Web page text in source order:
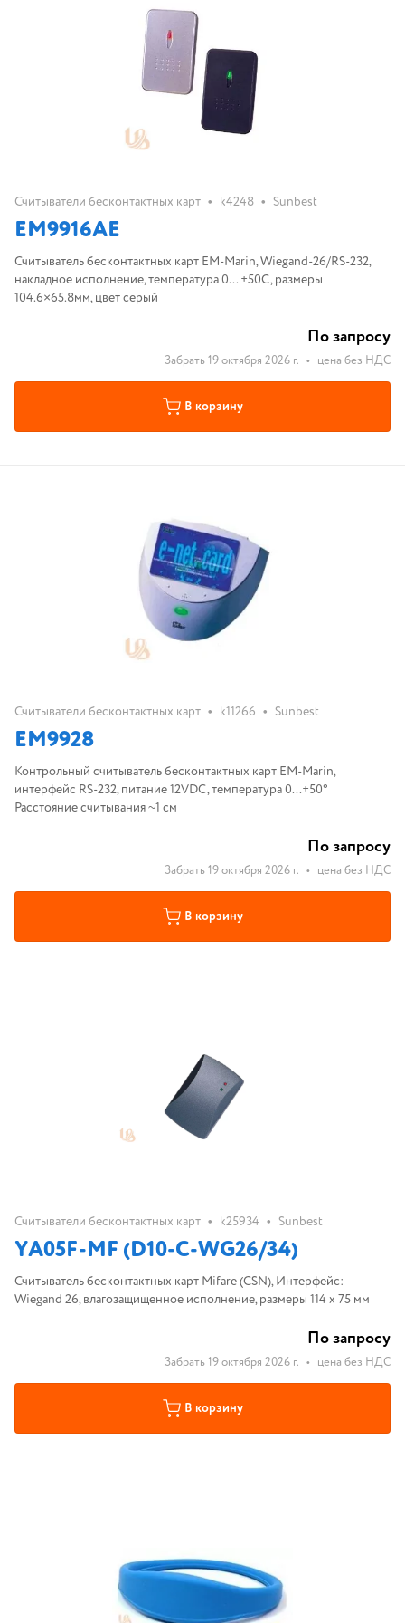
Считыватели бесконтактных карт • k4248 • Sunbest
EM9916AE
Считыватель бесконтактных карт EM-Marin, Wiegand-26/RS-232,
накладное исполнение, температура 0... +50С, размеры
104.6×65.8мм, цвет серый
По запросу
Забрать 19 октября 2026 г. • цена без НДС
В корзину
Считыватели бесконтактных карт • k11266 • Sunbest
EM9928
Контрольный считыватель бесконтактных карт EM-Marin,
интерфейс RS-232, питание 12VDC, температура 0...+50°
Расстояние считывания ~1 см
По запросу
Забрать 19 октября 2026 г. • цена без НДС
В корзину
Считыватели бесконтактных карт • k25934 • Sunbest
YA05F-MF (D10-C-WG26/34)
Считыватель бесконтактных карт Mifare (CSN), Интерфейс:
Wiegand 26, влагозащищенное исполнение, размеры 114 х 75 мм
По запросу
Забрать 19 октября 2026 г. • цена без НДС
В корзину